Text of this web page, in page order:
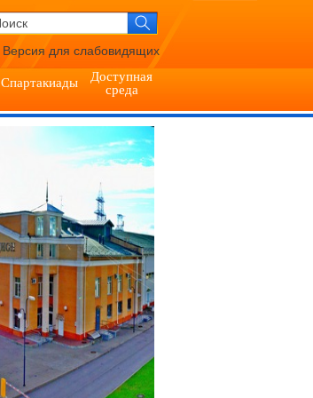
Версия для слабовидящих
Спартакиады
Доступная
среда